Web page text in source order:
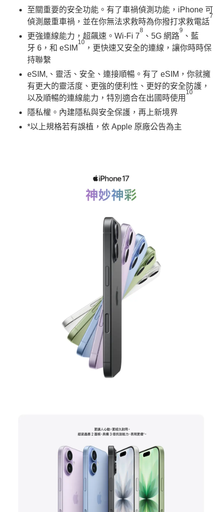
至關重要的安全功能。有了車禍偵測功能，iPhone 可
偵測嚴重車禍，並在你無法求救時為你撥打求救電話
7
更強連線能力，超飆速。Wi-Fi 7
8
、5G 網路
9
、藍
牙 6，和 eSIM
10
，更快速又安全的連線，讓你時時保
持聯繫
eSIM,、靈活、安全、連接順暢。有了 eSIM，你就擁
有更大的靈活度、更強的便利性、更好的安全防護，
以及順暢的連線能力，特別適合在出國時使用
10
隱私權。內建隱私與安全保護，再上新境界
*以上規格若有誤植，依 Apple 原廠公告為主